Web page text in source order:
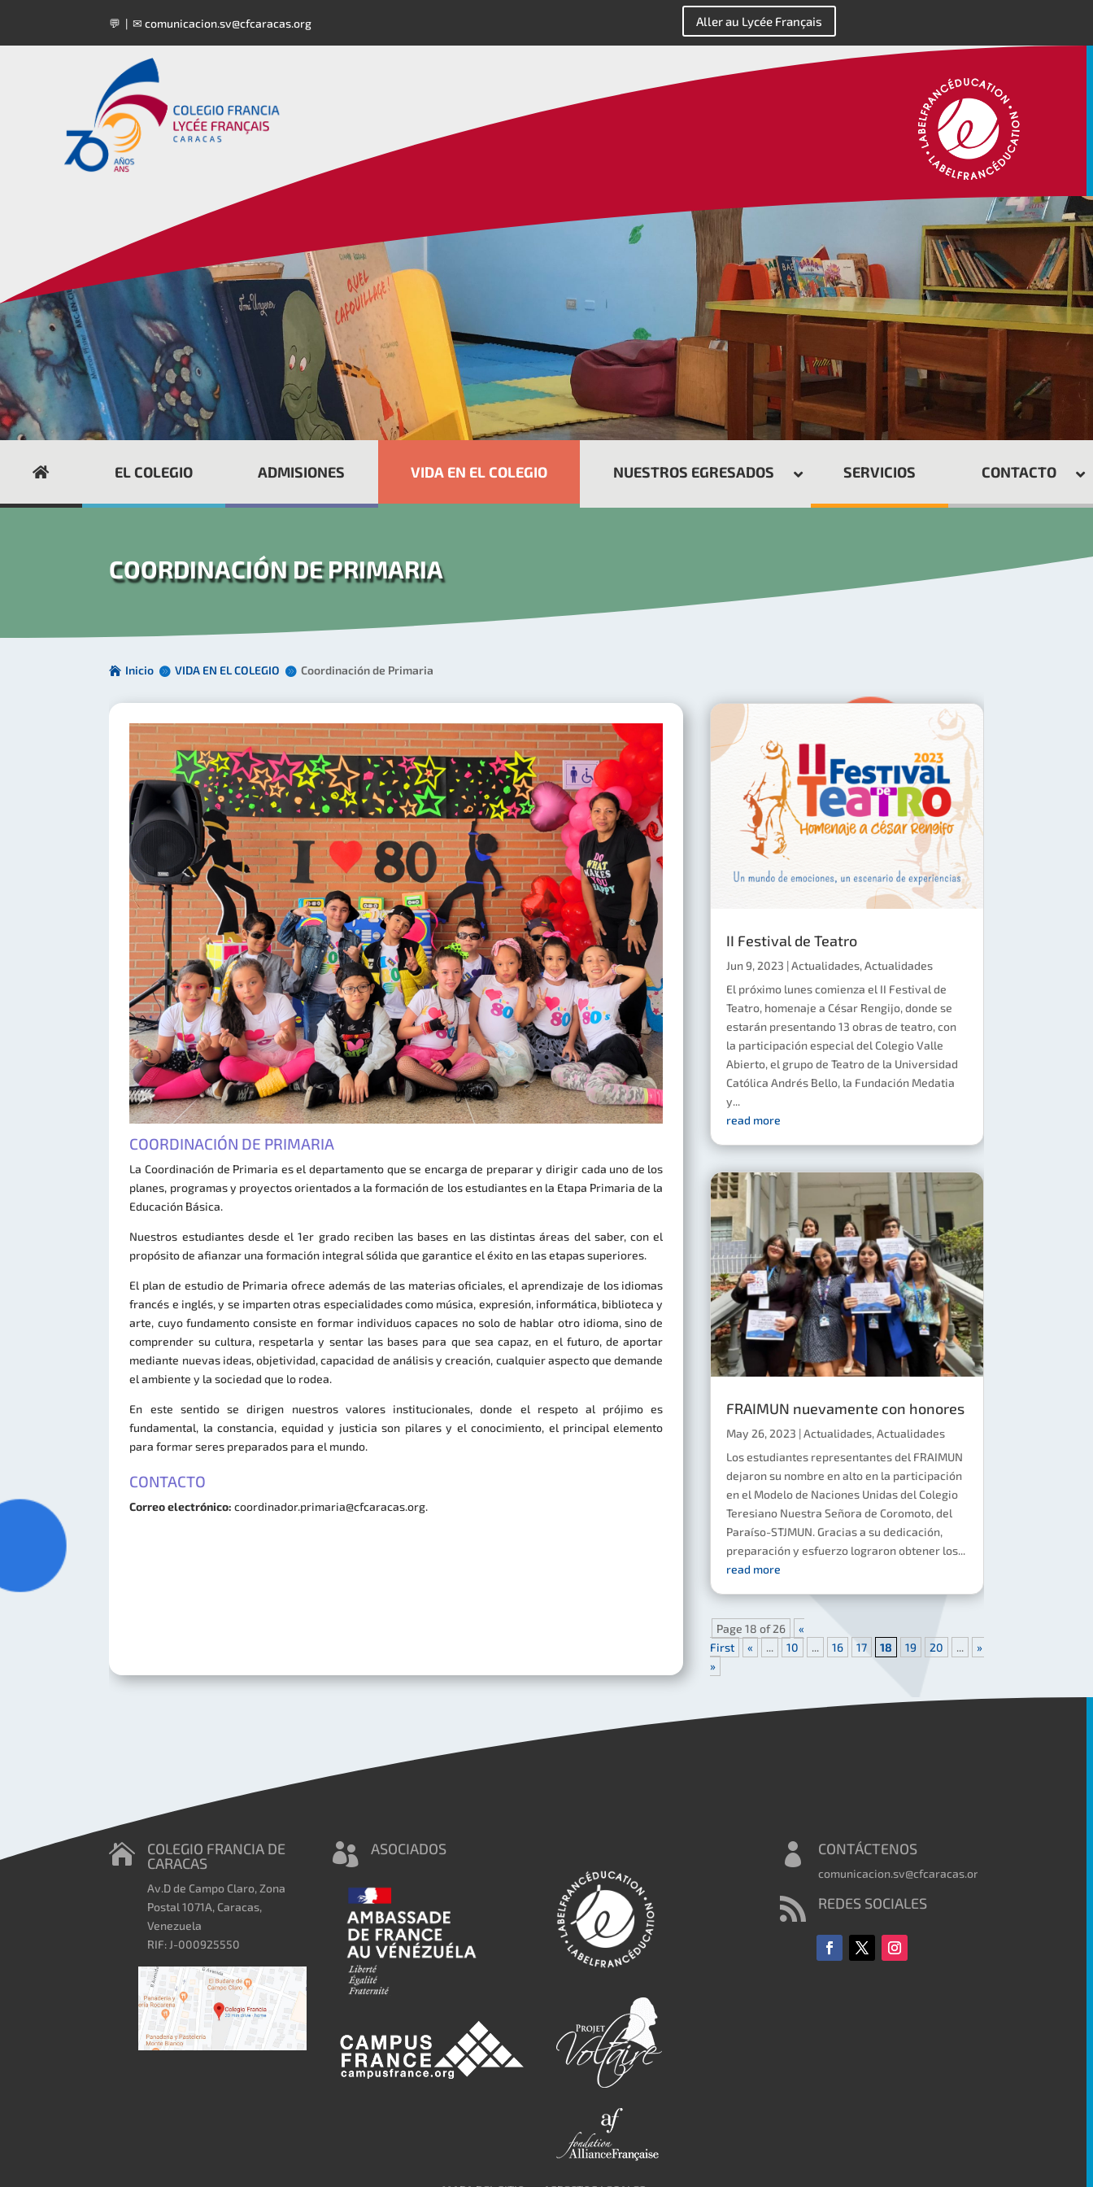
💬 | ✉comunicacion.sv@cfcaracas.org Aller au Lycée Français
EL COLEGIO ADMISIONES VIDA EN EL COLEGIO NUESTROS EGRESADOS SERVICIOS CONTACTO
COORDINACIÓN DE PRIMARIA
Inicio VIDA EN EL COLEGIO Coordinación de Primaria
COORDINACIÓN DE PRIMARIA
La Coordinación de Primaria es el departamento que se encarga de preparar y dirigir cada uno de los
planes, programas y proyectos orientados a la formación de los estudiantes en la Etapa Primaria de la
Educación Básica.
Nuestros estudiantes desde el 1er grado reciben las bases en las distintas áreas del saber, con el
propósito de afianzar una formación integral sólida que garantice el éxito en las etapas superiores.
El plan de estudio de Primaria ofrece además de las materias oficiales, el aprendizaje de los idiomas
francés e inglés, y se imparten otras especialidades como música, expresión, informática, biblioteca y
arte, cuyo fundamento consiste en formar individuos capaces no solo de hablar otro idioma, sino de
comprender su cultura, respetarla y sentar las bases para que sea capaz, en el futuro, de aportar
mediante nuevas ideas, objetividad, capacidad de análisis y creación, cualquier aspecto que demande
el ambiente y la sociedad que lo rodea.
En este sentido se dirigen nuestros valores institucionales, donde el respeto al prójimo es
fundamental, la constancia, equidad y justicia son pilares y el conocimiento, el principal elemento
para formar seres preparados para el mundo.
CONTACTO
Correo electrónico: coordinador.primaria@cfcaracas.org.
II Festival de Teatro
Jun 9, 2023 |Actualidades,Actualidades
El próximo lunes comienza el II Festival de
Teatro, homenaje a César Rengijo, donde se
estarán presentando 13 obras de teatro, con
la participación especial del Colegio Valle
Abierto, el grupo de Teatro de la Universidad
Católica Andrés Bello, la Fundación Medatia
y...
read more
FRAIMUN nuevamente con honores
May 26, 2023 |Actualidades,Actualidades
Los estudiantes representantes del FRAIMUN
dejaron su nombre en alto en la participación
en el Modelo de Naciones Unidas del Colegio
Teresiano Nuestra Señora de Coromoto, del
Paraíso-STJMUN. Gracias a su dedicación,
preparación y esfuerzo lograron obtener los...
read more
Page 18 of 26
«
First
« ... 10 ... 16 17 18 19 20 ... »
»

COLEGIO FRANCIA DE
CARACAS
Av.D de Campo Claro, Zona
Postal 1071A, Caracas,
Venezuela
RIF: J-000925550
 ASOCIADOS  CONTÁCTENOS
comunicacion.sv@cfcaracas.org
 REDES SOCIALES